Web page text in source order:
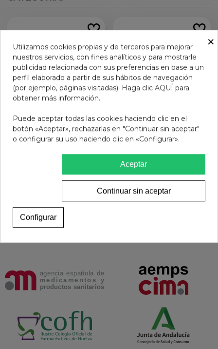
KIN FORTE ENCIAS
Ver más
LACER CLORHEXIDINA
12,95 €
Añadir al carrito
×
Utilizamos cookies propias y de terceros para mejorar
nuestros servicios, con fines analíticos y para mostrarle
publicidad relacionada con sus preferencias en base a un
perfil elaborado a partir de sus hábitos de navegación
(por ejemplo, páginas visitadas). Haga clic AQUÍ para
obtener más información.
Puede aceptar todas las cookies haciendo clic en el
botón «Aceptar», rechazarlas en "Continuar sin aceptar"
o configurar su uso haciendo clic en «Configurar».
Aceptar
Continuar sin aceptar
Configurar